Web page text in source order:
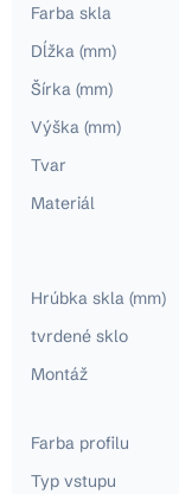
Farba skla
Dĺžka (mm)
Šírka (mm)
Výška (mm)
Tvar
Materiál
Hrúbka skla (mm)
tvrdené sklo
Montáž
Farba profilu
Typ vstupu